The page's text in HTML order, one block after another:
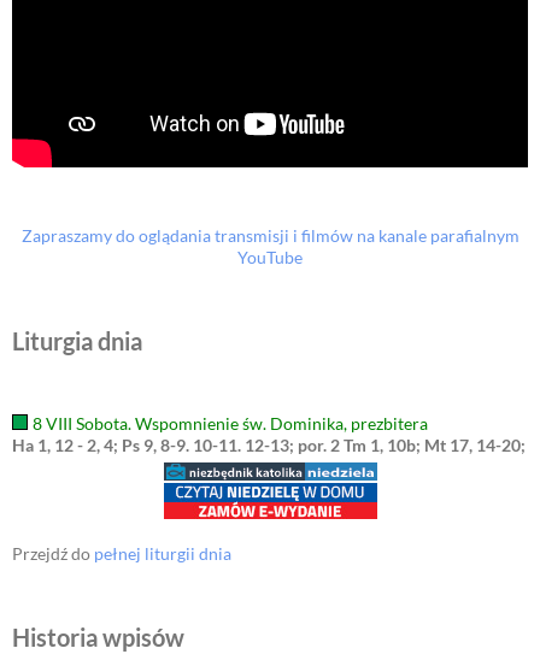
Zapraszamy do oglądania transmisji i filmów na kanale parafialnym
YouTube
Liturgia dnia
8 VIII Sobota. Wspomnienie św. Dominika, prezbitera
Ha 1, 12 - 2, 4; Ps 9, 8-9. 10-11. 12-13; por. 2 Tm 1, 10b; Mt 17, 14-20;
Przejdź do pełnej liturgii dnia
Historia wpisów